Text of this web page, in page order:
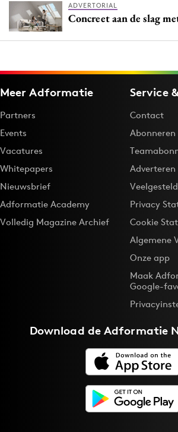
ADVERTORIAL
Concreet aan de slag
Meer Adformatie
Partners
Events
Vacatures
Whitepapers
Nieuwsbrief
Adformatie Academy
Volledig Magazine Archief
Service
Contact
Abonneren
Adverteren
Privacy
Cookie
Algemene
Onze app
Maak
Google-
Download deAdformatie